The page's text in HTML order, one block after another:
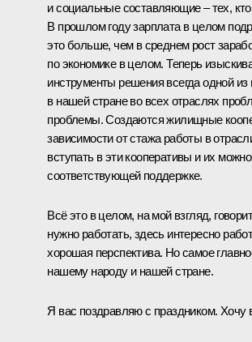
и социальные составляющие – тех,
В прошлом году зарплата в целом
это больше, чем в среднем рост
по экономике в целом. Теперь
инструменты решения всегда одной
в нашей стране во всех отраслях
проблемы. Создаются жилищные
зависимости от стажа работы в
вступать в эти кооперативы и их
соответствующей поддержке.
Всё это в целом, на мой взгляд,
нужно работать, здесь интересно
хорошая перспектива. Но самое
нашему народу и нашей стране.
Я вас поздравляю с праздником. Хочу